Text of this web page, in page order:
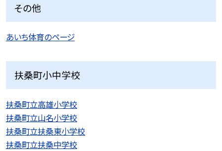
その他
あいち体育のページ
扶桑町小中学校
扶桑町立高雄小学校
扶桑町立山名小学校
扶桑町立扶桑東小学校
扶桑町立扶桑中学校